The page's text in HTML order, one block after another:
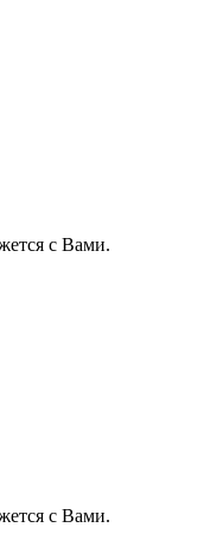
с Вами.
с Вами.